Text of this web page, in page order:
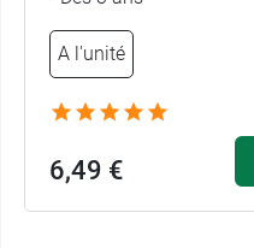
A l'unité
6,49 €